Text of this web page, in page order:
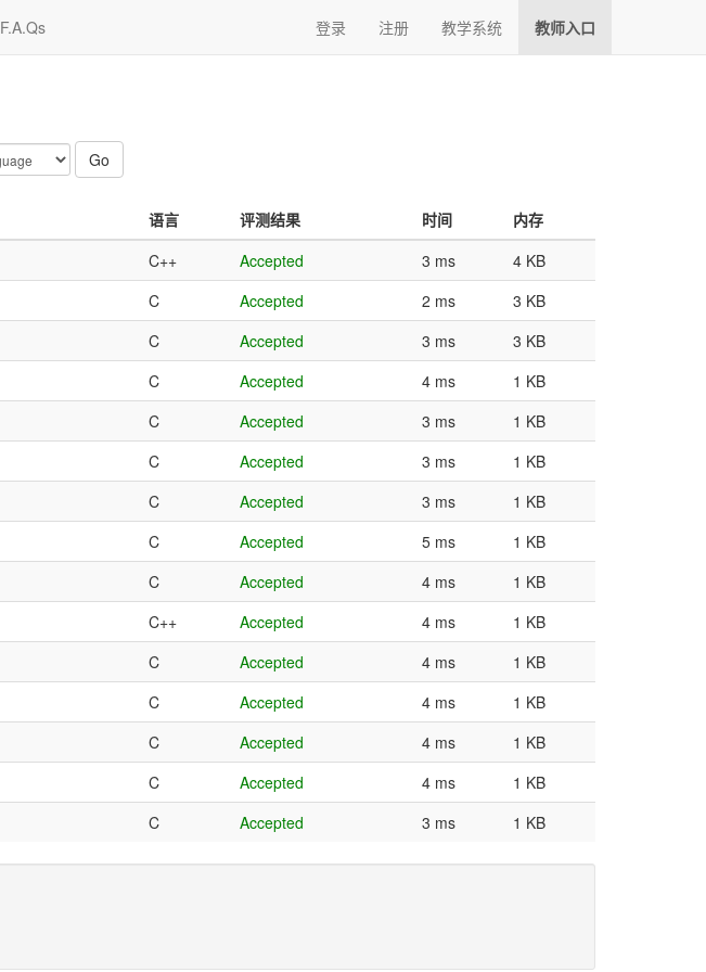
F.A.Qs 登录 注册 教学系统 教师入口
Go
语言 评测结果 时间
内存
C++ Accepted 3 ms
4 KB
C Accepted 2 ms
3 KB
C Accepted 3 ms
3 KB
C Accepted 4 ms
1 KB
C Accepted 3 ms
1 KB
C Accepted 3 ms
1 KB
C Accepted 3 ms
1 KB
C Accepted 5 ms
1 KB
C Accepted 4 ms
1 KB
C++ Accepted 4 ms
1 KB
C Accepted 4 ms
1 KB
C Accepted 4 ms
1 KB
C Accepted 4 ms
1 KB
C Accepted 4 ms
1 KB
C Accepted 3 ms 1 KB